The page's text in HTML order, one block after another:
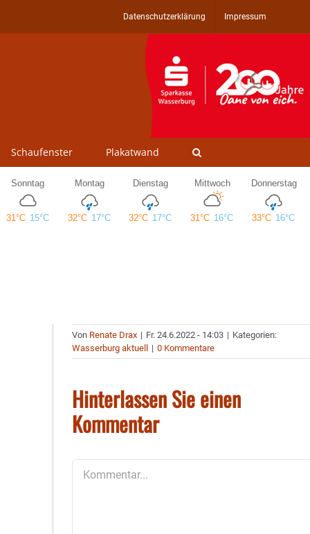
Datenschutzerklärung Impressum
Schaufenster Plakatwand
Von Renate Drax | Fr. 24.6.2022 - 14:03 | Kategorien:
Wasserburg aktuell
| 0 Kommentare
Hinterlassen Sie einen
Kommentar